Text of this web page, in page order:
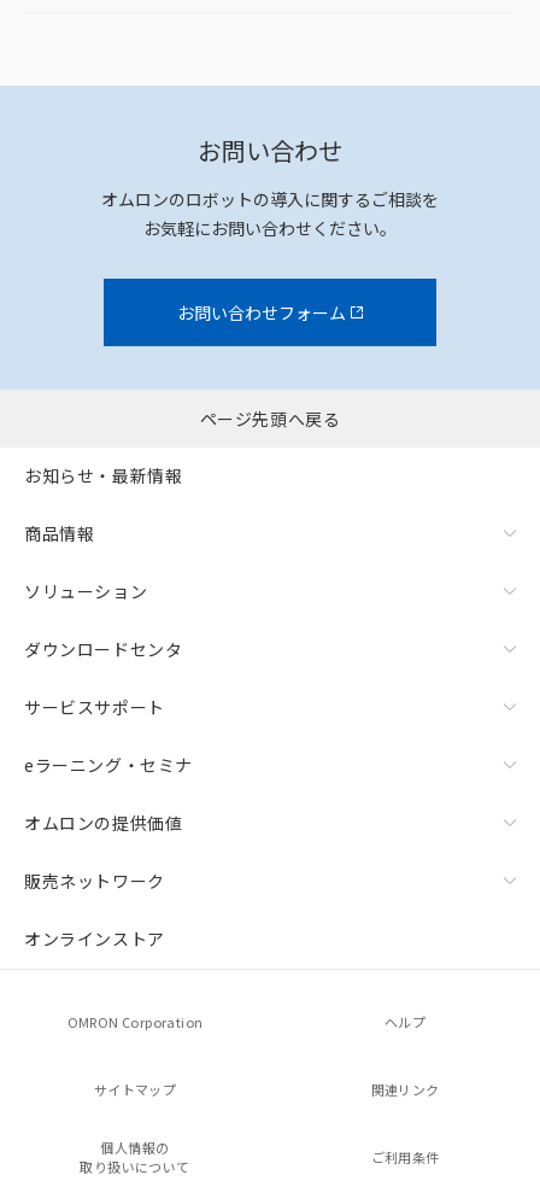
お問い合わせ
オムロンのロボットの導入に関するご相談を
お気軽にお問い合わせください。
お問い合わせフォーム
ページ先頭へ戻る
お知らせ・最新情報
商品情報
ソリューション
ダウンロードセンタ
サービスサポート
eラーニング・セミナ
オムロンの提供価値
販売ネットワーク
オンラインストア
OMRON Corporation ヘルプ
サイトマップ 関連リンク
個人情報の
取り扱いについて
ご利用条件